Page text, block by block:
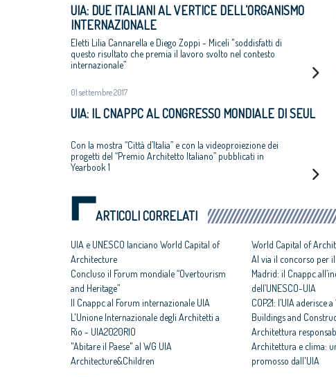
UIA: DUE ITALIANI AL VERTICE DELL’ORGANISMO
INTERNAZIONALE
Eletti Lilia Cannarella e Diego Zoppi - Miceli "soddisfatti di
questo risultato che premia il lavoro svolto nel contesto
internazionale”
01 settembre 2017
UIA: IL CNAPPC AL CONGRESSO MONDIALE DI SEUL
Con la mostra “Città d’Italia” e con la videoproiezione dei
progetti del “Premio Architetto Italiano” pubblicati in
Yearbook 1
ARTICOLI CORRELATI
UIA e UNESCO lanciano World Capital of
Architecture
Concluso il Forum mondiale “Overtourism
and Heritage”
Il Cnappc al Forum internazionale UIA
L'Unione Internazionale degli Architetti a
Rio - UIA2020RIO
"Abitare il Paese" al WG UIA
Architecture&Children
World Capital of
Al via il concorso per
Madrid: il Cnappc
dell’UNESCO-UIA
COP21: l’UIA aderisce
Buildings and
Architettura
Architettura e clima:
promosso dall'UIA